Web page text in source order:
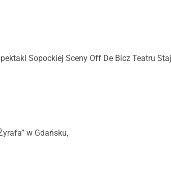
Sopockiej Sceny Off De Bicz Teatru
w Gdańsku,